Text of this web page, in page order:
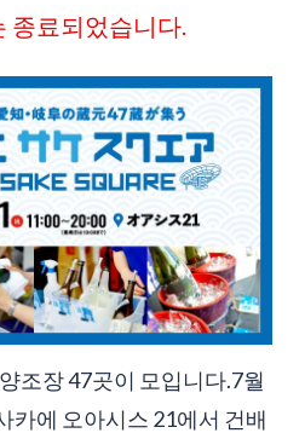
종료되었습니다.
조장 47곳이 모입니다.7월
카에 오아시스 21에서 건배